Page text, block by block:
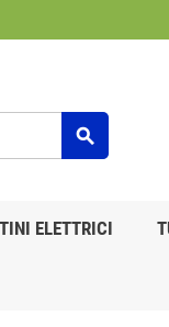
search
ELETTRICI